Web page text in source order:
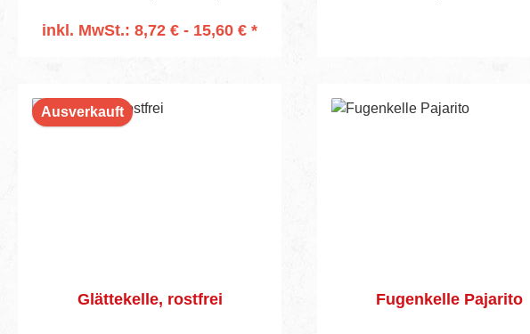
inkl. MwSt.: 8,72 € - 15,60 € *
Ausverkauft
Glättekelle, rostfrei Fugenkelle Pajarito